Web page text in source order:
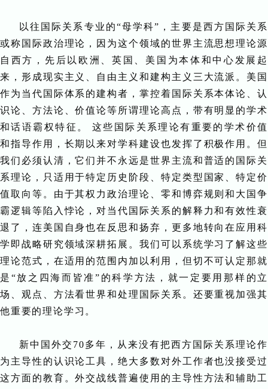
以往国际关系专业的“母学科”，主要是西方国际关系
或称国际政治理论，因为这个领域的世界主流思想理论源
自西方，先后以欧洲、英国、美国为本体和中心发展起
来，形成现实主义、自由主义和建构主义三大流派。美国
作为当代国际体系的建构者，掌控着国际关系本体论、认
识论、方法论、价值论等所谓理论高点，带有明显的学术
和话语霸权特征。 这些国际关系理论有重要的学术价值
和指导作用，长期以来对学科建设也发挥了积极作用。但
我们必须认清，它们并不永远是世界主流和普适的国际关
系理论，只适用于特定历史阶段、特定类型国家、特定价
值取向等。由于其权力政治理论、零和博弈规则和大国争
霸逻辑等陷入悖论，对当代国际关系的解释力和有效性衰
退了，连美国自身也在反思和扬弃，更多地转向在应用科
学即战略研究领域深耕拓展。我们可以系统学习了解这些
理论范式，在适用的范围内加以利用，但切不可认定那就
是“放之四海而皆准”的科学方法，就一定要用那样的立
场、观点、方法看世界和处理国际关系。还要重视加强其
他重要的理论学习。
新中国外交70多年，从来没有把西方国际关系理论作
为主导性的认识论工具，绝大多数对外工作者也没接受过
这方面的教育。外交战线普遍使用的主导性方法和辅助工